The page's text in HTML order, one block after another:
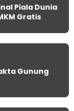
Piala Dunia
Gratis
Gunung